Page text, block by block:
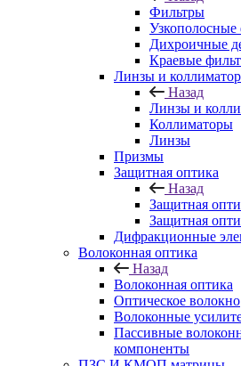
Фильтры
Дихроичные
Краевые
Линзы и
Назад
Линзы и
Коллиматоры
Линзы
Призмы
Защитная оптика
Назад
Защитная
Защитная
Дифракционные
Волоконная оптика
Назад
Волоконная оптика
Оптическое волокно
Волоконные
Пассивные
компоненты